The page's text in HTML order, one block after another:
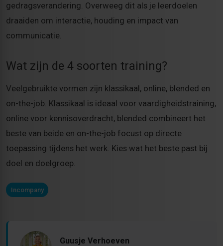
gedragsverandering. Overweeg dit als je leerdoelen
draaiden om interactie, houding en impact van
communicatie.
Wat zijn de 4 soorten training?
Veelgebruikte vormen zijn klassikaal, online, blended en
on-the-job. Klassikaal is ideaal voor vaardigheidstraining,
online voor kennisoverdracht, blended combineert het
beste van beide en on-the-job focust op directe
toepassing tijdens het werk. Kies wat het beste past bij
doel en doelgroep.
Incompany
Guusje Verhoeven